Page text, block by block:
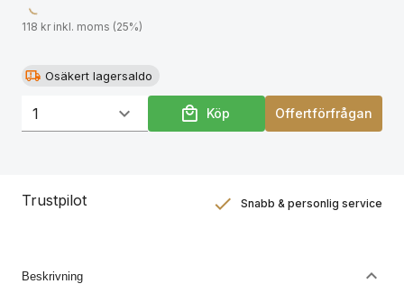
118 kr inkl. moms (25%)
Osäkert lagersaldo
Köp Offertförfrågan
Trustpilot Snabb & personlig service
Beskrivning